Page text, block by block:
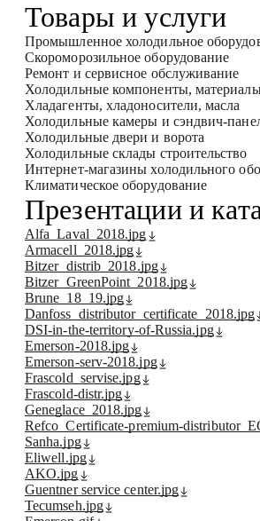
Товары и услуги
Промышленное холодильное
Скороморозильное оборудование
Ремонт и сервисное обслуживание
Холодильные компоненты,
Хладагенты, хладоносители, масла
Холодильные камеры и сэндвич-
Холодильные двери и ворота
Холодильные склады строительство
Интернет-магазины холодильного
Климатическое оборудование
Презентации и
Alfa_Laval_2018.jpg
Armacell_2018.jpg
Bitzer_distrib_2018.jpg
Bitzer_GreenPoint_2018.jpg
Brune_18_19.jpg
Danfoss_distributor_certificate_2018.jpg
DSI-in-the-territory-of-Russia.jpg
Emerson-2018.jpg
Emerson-serv-2018.jpg
Frascold_servise.jpg
Frascold-distr.jpg
Geneglace_2018.jpg
Refco_Certificate-premium-
Sanha.jpg
Eliwell.jpg
AKO.jpg
Guentner service center.jpg
Tecumseh.jpg